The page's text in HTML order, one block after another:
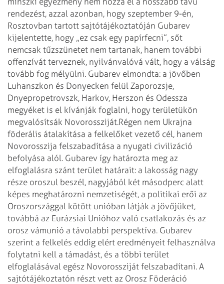
rendezést, azzal azonban, hogy szeptember 9-én,
Rosztovban tartott sajtótájékoztatóján Gubarev
kijelentette, hogy „ez csak egy papírfecni”, sőt
nemcsak tűzszünetet nem tartanak, hanem további
offenzívát terveznek, nyilvánvalóvá vált, hogy a válság
tovább fog mélyülni. Gubarev elmondta: a jövőben
Luhanszkon és Donyecken felül Zaporozsje,
Dnyepropetrovszk, Harkov, Herszon és Odessza
megyéket is el kívánják foglalni, hogy területükön
megvalósítsák Novorossziját.Régen nem Ukrajna
föderális átalakítása a felkelőket vezető cél, hanem
Novorosszija felszabadítása a nyugati civilizáció
befolyása alól. Gubarev így határozta meg az
elfoglalásra szánt terület határait: a lakosság nagy
része oroszul beszél, nagyjából két másodperc alatt
képes meghatározni nemzetiségét, a politikai erői az
Oroszországgal kötött unióban látják a jövőjüket,
továbbá az Eurázsiai Unióhoz való csatlakozás és az
orosz vám­unió a távolabbi perspektíva. Gubarev
szerint a felkelés eddig elért eredményeit felhasználva
folytatni kell a támadást, és a többi terület
elfoglalásával egész Novorossziját felszabadítani. A
sajtótájékoztatón részt vett az Orosz Föderáció